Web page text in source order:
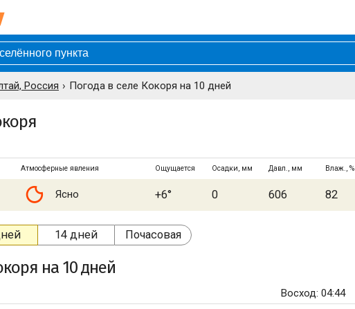
Россия Погода в селе Кокоря на 10 дней
Атмосферные явления Ощущается Осадки, мм Давл., мм Влаж., %
Ясно +6° 0 606 82
14 дней Почасовая
на 10 дней
Восход: 04:44